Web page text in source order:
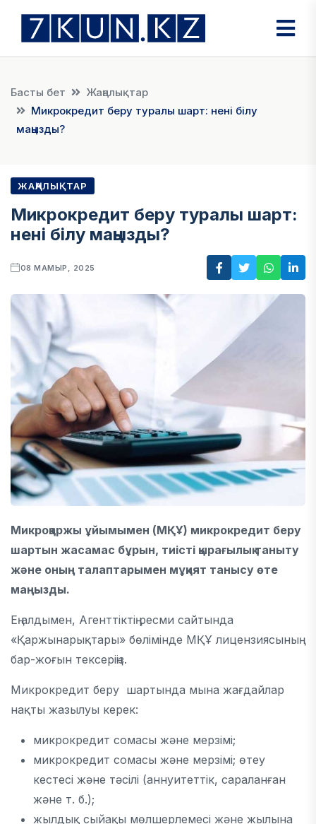
Басты бет
Жаңалықтар
Микрокредит беру туралы шарт: нені білу
маңызды?
ЖАҢАЛЫҚТАР
Микрокредит беру туралы шарт:
нені білу маңызды?
08 МАМЫР, 2025
Микроқаржы ұйымымен (МҚҰ) микрокредит беру
шартын жасамас бұрын, тиісті қырағылық таныту
және оның талаптарымен мұқият танысу өте
маңызды.
Ең алдымен, Агенттіктің ресми сайтында
«Қаржынарықтары» бөлімінде МҚҰ лицензиясының
бар-жоғын тексеріңіз.
Микрокредит беру шартында мына жағдайлар
нақты жазылуы керек:
микрокредит сомасы және мерзімі;
микрокредит сомасы және мерзімі; өтеу
кестесі және тәсілі (аннуитеттік, сараланған
және т. б.);
жылдық сыйақы мөлшерлемесі және жылына